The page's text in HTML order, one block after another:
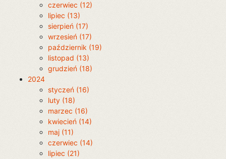
czerwiec (12)
lipiec (13)
sierpień (17)
wrzesień (17)
październik (19)
listopad (13)
grudzień (18)
2024
styczeń (16)
luty (18)
marzec (16)
kwiecień (14)
maj (11)
czerwiec (14)
lipiec (21)